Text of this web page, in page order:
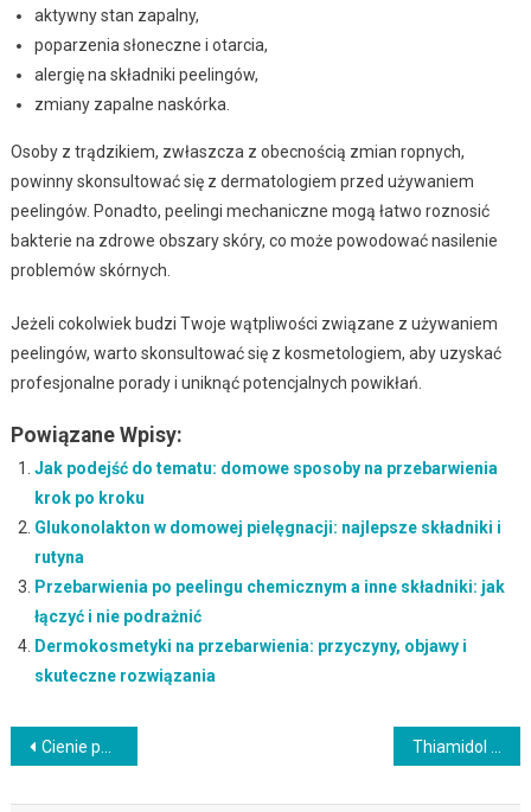
aktywny stan zapalny,
poparzenia słoneczne i otarcia,
alergię na składniki peelingów,
zmiany zapalne naskórka.
Osoby z trądzikiem, zwłaszcza z obecnością zmian ropnych,
powinny skonsultować się z dermatologiem przed używaniem
peelingów. Ponadto, peelingi mechaniczne mogą łatwo roznosić
bakterie na zdrowe obszary skóry, co może powodować nasilenie
problemów skórnych.
Jeżeli cokolwiek budzi Twoje wątpliwości związane z używaniem
peelingów, warto skonsultować się z kosmetologiem, aby uzyskać
profesjonalne porady i uniknąć potencjalnych powikłań.
Powiązane Wpisy:
Jak podejść do tematu: domowe sposoby na przebarwienia
krok po kroku
Glukonolakton w domowej pielęgnacji: najlepsze składniki i
rutyna
Przebarwienia po peelingu chemicznym a inne składniki: jak
łączyć i nie podrażnić
Dermokosmetyki na przebarwienia: przyczyny, objawy i
skuteczne rozwiązania
Nawigacja
wpisu
Cienie pod oczami – co pomaga natychmiast, a co działa długofalowo